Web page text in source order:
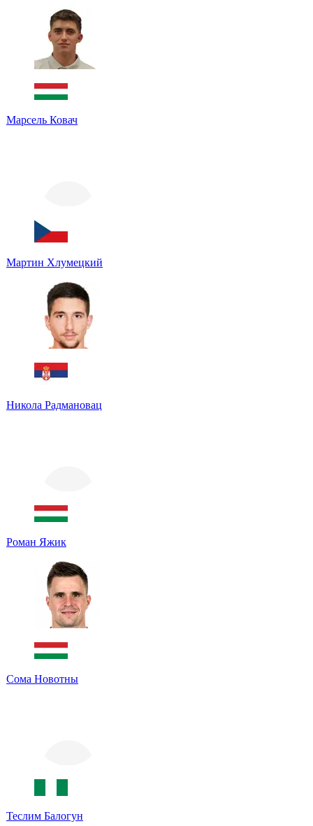
Марсель Ковач
Мартин Хлумецкий
Никола Радмановац
Роман Яжик
Сома Новотны
Теслим Балогун